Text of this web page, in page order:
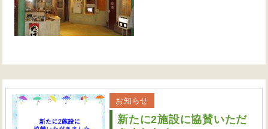
お知らせ
新たに2施設に協賛いただ